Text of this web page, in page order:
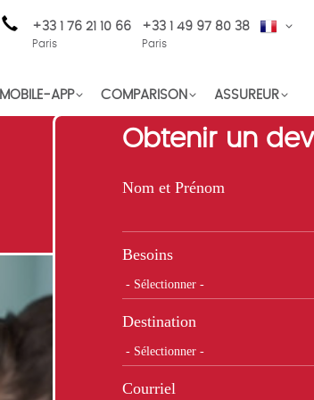
FR
+33 1 76 21 10 66
Paris
+33 1 49 97 80 38
Paris
ASSUREUR
COMPARISON
MOBILE-APP
Obtenir un
Nom et Prénom
Besoins
Destination
Courriel